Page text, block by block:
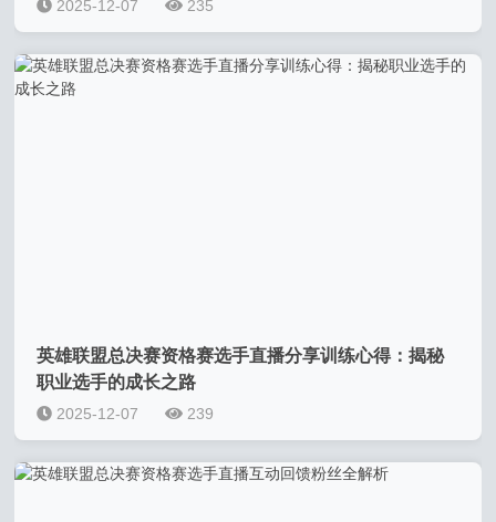
2025-12-07 235
英雄联盟总决赛资格赛选手直播分享训练心得：揭秘
职业选手的成长之路
2025-12-07 239